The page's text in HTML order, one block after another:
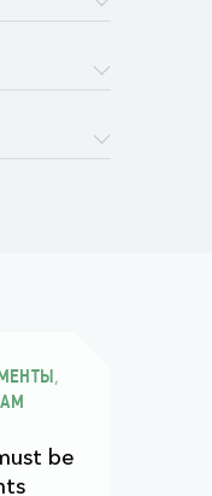
,
be